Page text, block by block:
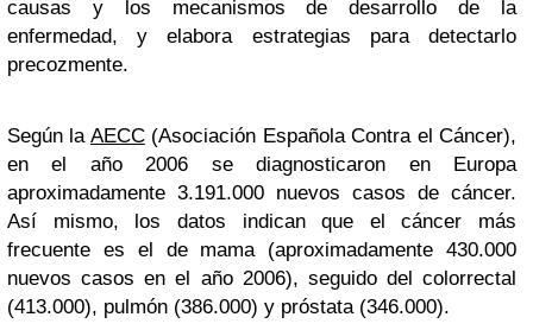
causas y los mecanismos de desarrollo de la
enfermedad, y elabora estrategias para detectarlo
precozmente.
Según la AECC(Asociación Española Contra el Cáncer),
en el año 2006 se diagnosticaron en Europa
aproximadamente 3.191.000 nuevos casos de cáncer.
Así mismo, los datos indican que el cáncer más
frecuente es el de mama (aproximadamente 430.000
nuevos casos en el año 2006), seguido del colorrectal
(413.000), pulmón (386.000) y próstata (346.000).